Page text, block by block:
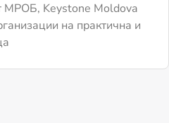
МРОБ, Keystone Moldova
на практична и